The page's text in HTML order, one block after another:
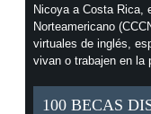
Nicoya a Costa Rica,
Norteamericano
virtuales de inglés,
vivan o trabajen en la
100 BECAS